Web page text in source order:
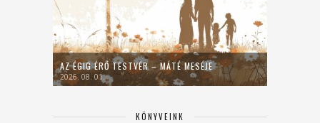
AZ ÉGIG ÉRŐ TESTVÉR – MÁTÉ MESÉJE
2026. 08. 01.
KÖNYVEINK